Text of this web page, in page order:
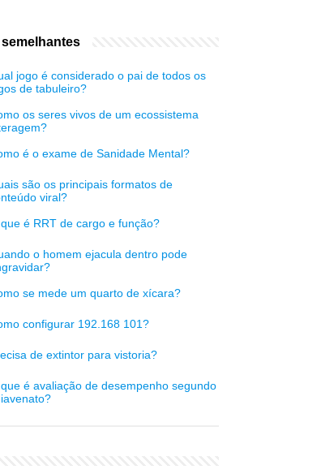
jogo é considerado o pai de todos os
de tabuleiro?
os seres vivos de um ecossistema
é o exame de Sanidade Mental?
são os principais formatos de
viral?
é RRT de cargo e função?
o homem ejacula dentro pode
se mede um quarto de xícara?
configurar 192.168 101?
de extintor para vistoria?
é avaliação de desempenho segundo